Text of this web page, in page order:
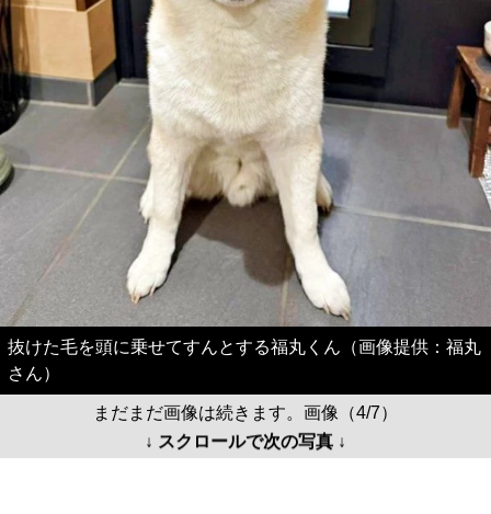
抜けた毛を頭に乗せてすんとする福丸くん（画像提供：福丸
さん）
まだまだ画像は続きます。画像（4/7）
↓ スクロールで次の写真 ↓